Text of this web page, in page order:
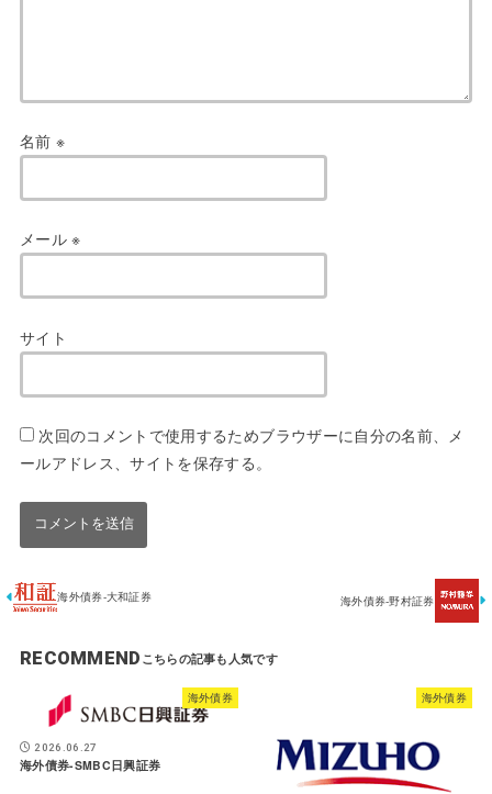
名前 ※
メール※
サイト
次回のコメントで使用するためブラウザーに自分の名前、メ
ールアドレス、サイトを保存する。
海外債券-大和証券 海外債券-野村証券
RECOMMEND
海外債券
2026.06.27
海外債券-SMBC日興証券
海外債券